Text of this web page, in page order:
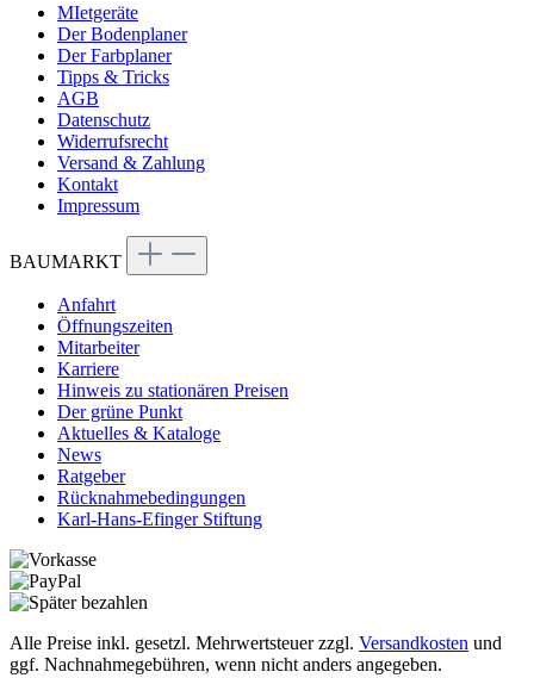
MIetgeräte
Der Bodenplaner
Der Farbplaner
Tipps & Tricks
AGB
Datenschutz
Widerrufsrecht
Versand & Zahlung
Kontakt
Impressum
BAUMARKT
Anfahrt
Öffnungszeiten
Mitarbeiter
Karriere
Hinweis zu stationären Preisen
Der grüne Punkt
Aktuelles & Kataloge
News
Ratgeber
Rücknahmebedingungen
Karl-Hans-Efinger Stiftung
Alle Preise inkl. gesetzl. Mehrwertsteuer zzgl. Versandkosten und
ggf. Nachnahmegebühren, wenn nicht anders angegeben.